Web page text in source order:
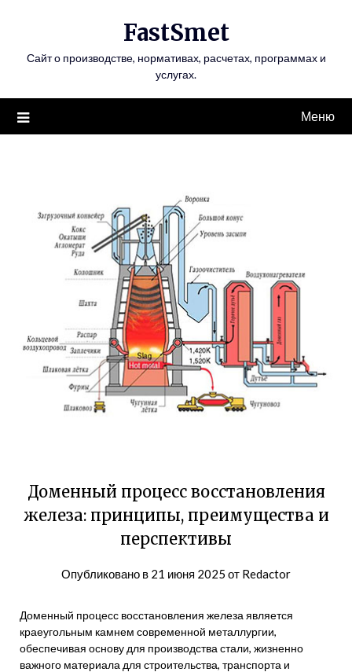
FastSmet
Сайт о производстве, нормативах, расчетах, программах и
услугах.
Меню
Доменный процесс восстановления
железа: принципы, преимущества и
перспективы
Опубликовано в 21 июня 2025 от Redactor
Доменный процесс восстановления железа является
краеугольным камнем современной металлургии,
обеспечивая основу для производства стали, жизненно
важного материала для строительства, транспорта и